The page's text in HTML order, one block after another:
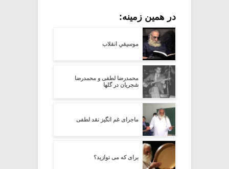
در همین زمینه:
موسیقیِ انقلاب
محمدرضا لطفی و محمدرضا
شجریان در گلها
ماجرای غم انگیز نقد لطفی
برای که می نوازید؟